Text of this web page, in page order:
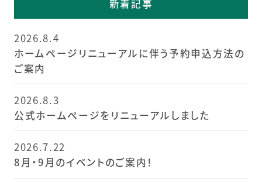
新着記事
2026.8.4
ホームページリニューアルに伴う予約申込方法の
ご案内
2026.8.3
公式ホームページをリニューアルしました
2026.7.22
8月・9月のイベントのご案内！